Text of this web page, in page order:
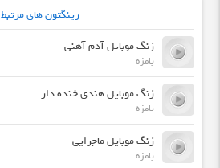
رینگتون های مرتبط
زنگ موبایل آدم آهنی
بامزه
زنگ موبایل هندی خنده دار
بامزه
زنگ موبایل ماجرایی
بامزه